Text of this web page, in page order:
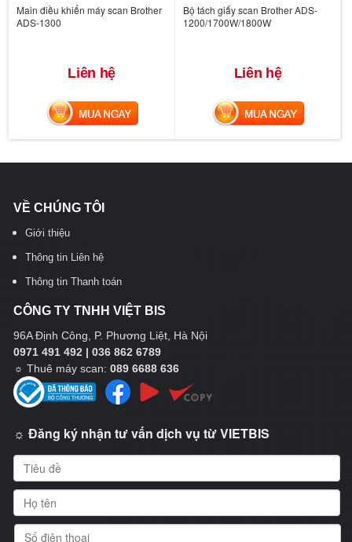
Main điều khiển máy scan Brother
ADS-1300
Liên hệ
MUA NGAY
Bộ tách giấy scan Brother ADS-
1200/1700W/1800W
Liên hệ
MUA NGAY
VỀ CHÚNG TÔI
Giới thiệu
Thông tin Liên hệ
Thông tin Thanh toán
CÔNG TY TNHH VIỆT BIS
96A Định Công, P. Phương Liệt, Hà Nội
0971 491 492 | 036 862 6789
☼ Thuê máy scan: 089 6688 636
☼ Đăng ký nhận tư vấn dịch vụ từ VIETBIS